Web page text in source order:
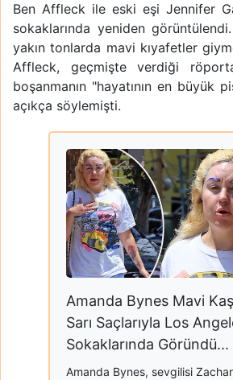
Ben Affleck ile eski eşi Jennifer
sokaklarında yeniden
yakın tonlarda mavi kıyafetler
Affleck, geçmişte verdiği
boşanmanın "hayatının en büyük
açıkça söylemişti.
Amanda Bynes Mavi
Sarı Saçlarıyla Los
Sokaklarında Göründü...
Amanda Bynes, sevgilisi